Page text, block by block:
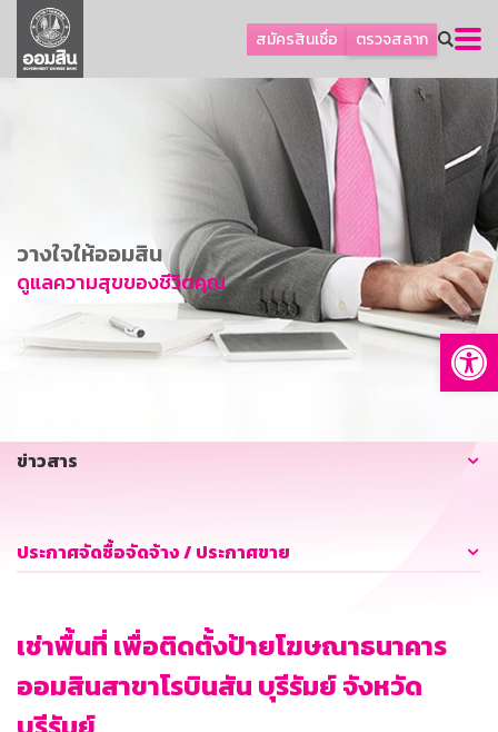
สมัครสินเชื่อ ตรวจสลาก
ลูกค้าธุรกิจ
ลูกค้าผู้ประกอบรายย่อย
การพัฒนาที่ยั่งยืน
ข่าวสาร
บริการทางการเงิน
อื่นๆ
วางใจให้ออมสิน
ดูแลความสุขของชีวิตคุณ
ข่าวสาร
ประกาศจัดซื้อจัดจ้าง / ประกาศขาย
เช่าพื้นที่ เพื่อติดตั้งป้ายโฆษณาธนาคาร
ออมสินสาขาโรบินสัน บุรีรัมย์ จังหวัด